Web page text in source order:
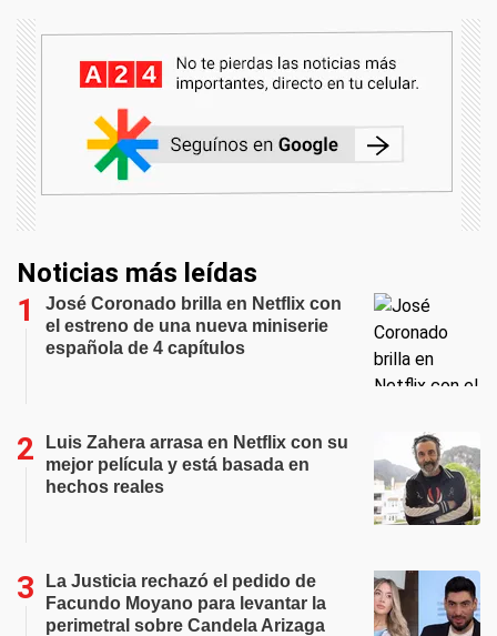
Noticias más leídas
José Coronado brilla en Netflix con
el estreno de una nueva miniserie
española de 4 capítulos
Luis Zahera arrasa en Netflix con su
mejor película y está basada en
hechos reales
La Justicia rechazó el pedido de
Facundo Moyano para levantar la
perimetral sobre Candela Arizaga